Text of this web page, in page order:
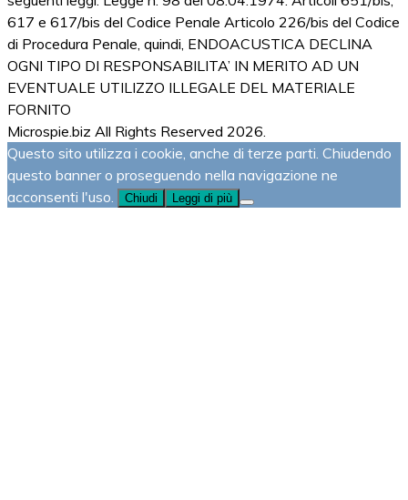
617 e 617/bis del Codice Penale Articolo 226/bis del Codice
di Procedura Penale, quindi, ENDOACUSTICA DECLINA
OGNI TIPO DI RESPONSABILITA’ IN MERITO AD UN
EVENTUALE UTILIZZO ILLEGALE DEL MATERIALE
FORNITO
Microspie.biz All Rights Reserved 2026.
Questo sito utilizza i cookie, anche di terze parti. Chiudendo
questo banner o proseguendo nella navigazione ne
acconsenti l'uso.
Chiudi Leggi di più